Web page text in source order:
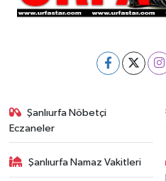
Şanlıurfa Nöbetçi
Eczaneler
Şanlıurfa Namaz Vakitleri